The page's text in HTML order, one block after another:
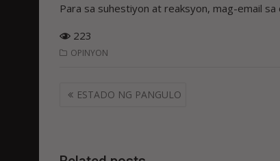
Para sa suhestiyon at reaksyon, mag-email
223
OPINYON
Post
ESTADO NG PANGULO